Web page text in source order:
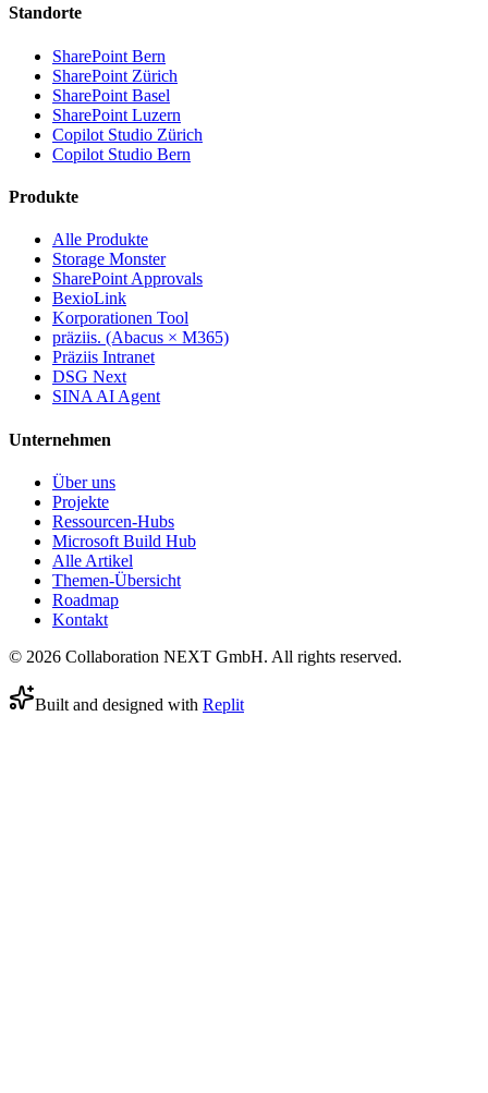
Standorte
SharePoint Bern
SharePoint Zürich
SharePoint Basel
SharePoint Luzern
Copilot Studio Zürich
Copilot Studio Bern
Produkte
Alle Produkte
Storage Monster
SharePoint Approvals
BexioLink
Korporationen Tool
präziis. (Abacus × M365)
Präziis Intranet
DSG Next
SINA AI Agent
Unternehmen
Über uns
Projekte
Ressourcen-Hubs
Microsoft Build Hub
Alle Artikel
Themen-Übersicht
Roadmap
Kontakt
© 2026 Collaboration NEXT GmbH. All rights reserved.
Built and designed with Replit